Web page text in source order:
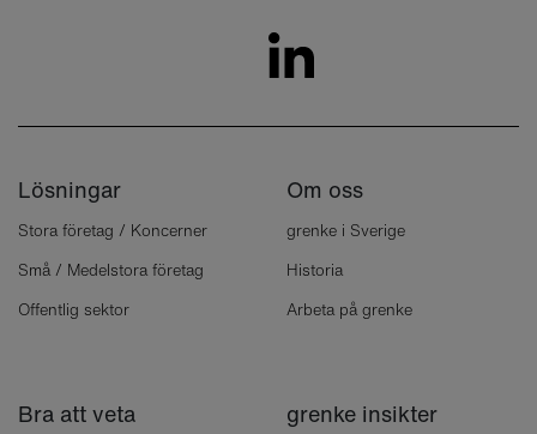
Lösningar
Stora företag / Koncerner
Små / Medelstora företag
Offentlig sektor
Om oss
grenke i Sverige
Historia
Arbeta på grenke
Bra att veta grenke insikter